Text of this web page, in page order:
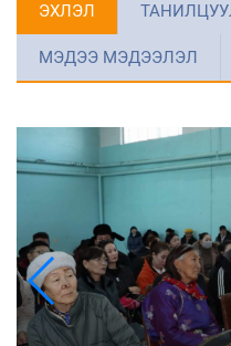
ЭХЛЭЛ
МЭДЭЭ МЭДЭЭЛЭЛ